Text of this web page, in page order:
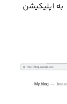
به اپلیکیشن